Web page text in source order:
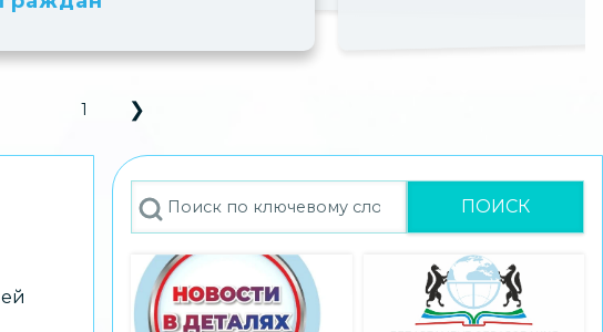
Pause 3D Carousel
1
Next Slide
❯
Поиск